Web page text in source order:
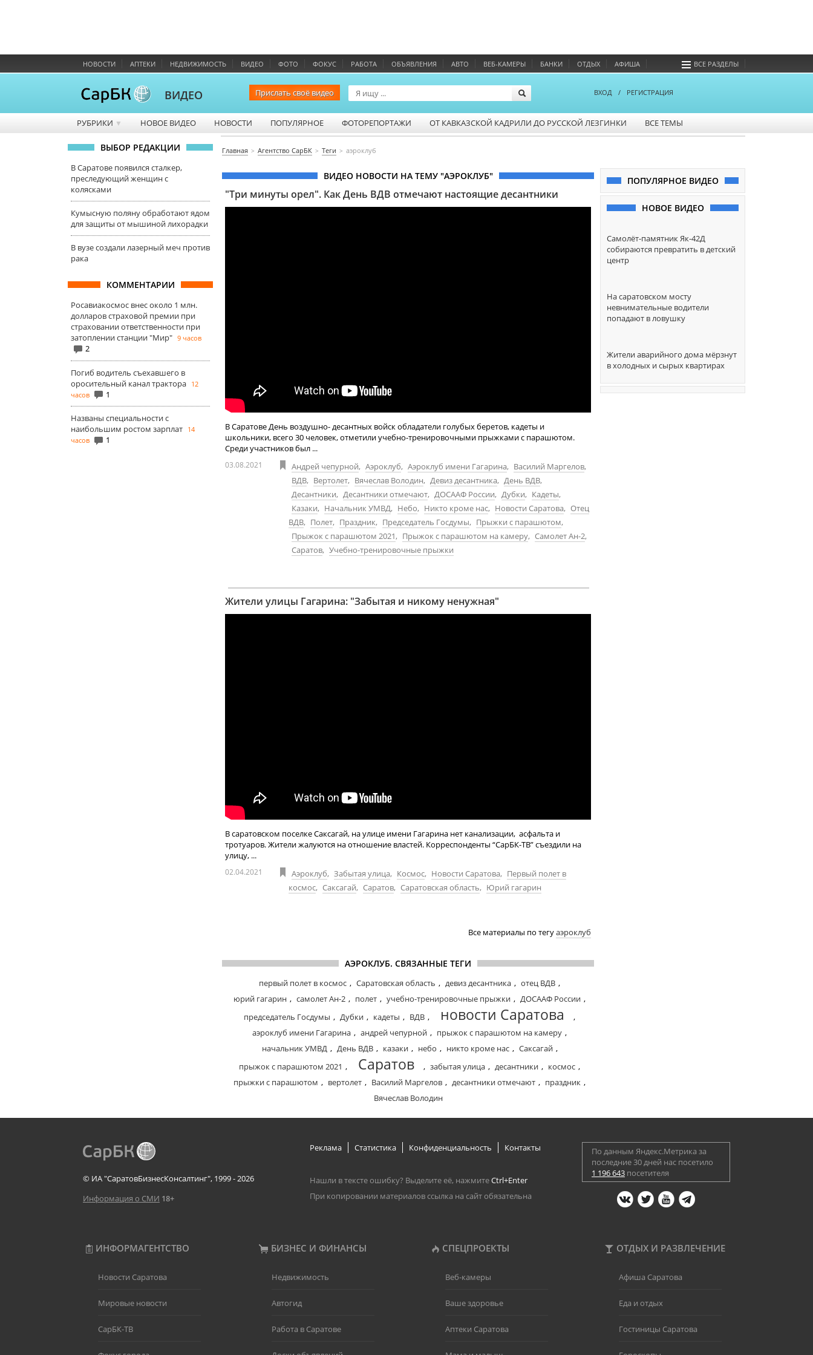
НОВОСТИ АПТЕКИ НЕДВИЖИМОСТЬ ВИДЕО ФОТО ФОКУС РАБОТА ОБЪЯВЛЕНИЯ АВТО ВЕБ-КАМЕРЫ БАНКИ ОТДЫХ АФИША ВСЕ РАЗДЕЛЫ
ВИДЕО Прислать своё видео ВХОД / РЕГИСТРАЦИЯ
РУБРИКИ ▼ НОВОЕ ВИДЕО НОВОСТИ ПОПУЛЯРНОЕ ФОТОРЕПОРТАЖИ ОТ КАВКАЗСКОЙ КАДРИЛИ ДО РУССКОЙ ЛЕЗГИНКИ ВСЕ ТЕМЫ
ВЫБОР РЕДАКЦИИ
В Саратове появился сталкер,
преследующий женщин с
колясками
Кумысную поляну обработают ядом
для защиты от мышиной лихорадки
В вузе создали лазерный меч против
рака
КОММЕНТАРИИ
Росавиакосмос внес около 1 млн.
долларов страховой премии при
страховании ответственности при
затоплении станции "Мир" 9 часов
2
Погиб водитель съехавшего в
оросительный канал трактора 12
часов
1
Названы специальности с
наибольшим ростом зарплат 14
часов
1
Главная Агентство СарБК Теги аэроклуб
ВИДЕО НОВОСТИ НА ТЕМУ "АЭРОКЛУБ"
"Три минуты орел". Как День ВДВ отмечают настоящие десантники
В Саратове День воздушно- десантных войск обладатели голубых беретов, кадеты и
школьники, всего 30 человек, отметили учебно-тренировочными прыжками с парашютом.
Среди участников был ...
03.08.2021 Андрей чепурной, Аэроклуб, Аэроклуб имени Гагарина, Василий Маргелов,
ВДВ, Вертолет, Вячеслав Володин, Девиз десантника, День ВДВ,
Десантники, Десантники отмечают, ДОСААФ России, Дубки, Кадеты,
Казаки, Начальник УМВД, Небо, Никто кроме нас, Новости Саратова, Отец
ВДВ, Полет, Праздник, Председатель Госдумы, Прыжки с парашютом,
Прыжок с парашютом 2021, Прыжок с парашютом на камеру, Самолет Ан-2,
Саратов, Учебно-тренировочные прыжки
Жители улицы Гагарина: "Забытая и никому ненужная"
В саратовском поселке Саксагай, на улице имени Гагарина нет канализации, асфальта и
тротуаров. Жители жалуются на отношение властей. Корреспонденты “СарБК-ТВ” съездили на
улицу, ...
02.04.2021 Аэроклуб, Забытая улица, Космос, Новости Саратова, Первый полет в
космос, Саксагай, Саратов, Саратовская область, Юрий гагарин
Все материалы по тегуаэроклуб
АЭРОКЛУБ. СВЯЗАННЫЕ ТЕГИ
первый полет в космос , Саратовская область , девиз десантника , отец ВДВ ,
юрий гагарин , самолет Ан-2 , полет , учебно-тренировочные прыжки , ДОСААФ России ,
председатель Госдумы , Дубки , кадеты , ВДВ , новости Саратова
,
аэроклуб имени Гагарина , андрей чепурной , прыжок с парашютом на камеру ,
начальник УМВД , День ВДВ , казаки , небо , никто кроме нас , Саксагай ,
прыжок с парашютом 2021 , Саратов , забытая улица , десантники , космос ,
прыжки с парашютом , вертолет , Василий Маргелов , десантники отмечают , праздник ,
Вячеслав Володин
ПОПУЛЯРНОЕ ВИДЕО
НОВОЕ ВИДЕО
Самолёт-памятник Як-42Д
собираются превратить в детский
центр
На саратовском мосту
невнимательные водители
попадают в ловушку
Жители аварийного дома мёрзнут
в холодных и сырых квартирах
© ИА "СаратовБизнесКонсалтинг", 1999 - 2026
Информация о СМИ 18+
Реклама Статистика Конфиденциальность Контакты
Нашли в тексте ошибку? Выделите её, нажмитеCtrl+Enter
При копировании материалов ссылка на сайт обязательна
По данным Яндекс.Метрика за
последние 30 дней нас посетило
1 196 643 посетителя
ИНФОРМАГЕНТСТВО БИЗНЕС И ФИНАНСЫ СПЕЦПРОЕКТЫ ОТДЫХ И РАЗВЛЕЧЕНИЕ
Новости Саратова
Мировые новости
СарБК-ТВ
Недвижимость
Автогид
Работа в Саратове
Веб-камеры
Ваше здоровье
Аптеки Саратова
Афиша Саратова
Еда и отдых
Гостиницы Саратова